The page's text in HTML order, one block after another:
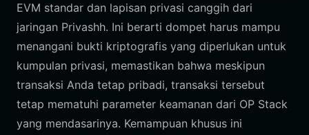
EVM standar dan lapisan privasi canggih dari
jaringan Privashh. Ini berarti dompet harus mampu
menangani bukti kriptografis yang diperlukan untuk
kumpulan privasi, memastikan bahwa meskipun
transaksi Anda tetap pribadi, transaksi tersebut
tetap mematuhi parameter keamanan dari OP Stack
yang mendasarinya. Kemampuan khusus ini